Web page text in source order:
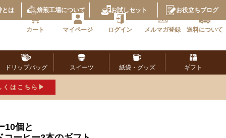
とは 焙煎工場について お試しセット お役立ちブログ
カート マイページ ログイン メルマガ登録 送料について
ドリップバッグ スイーツ 紙袋・ グッズ ギフト
くはこちら
10個と